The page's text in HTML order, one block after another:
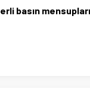
basın